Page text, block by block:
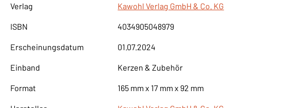
Verlag
Kawohl Verlag GmbH & Co. KG
ISBN 4034905048979
Erscheinungsdatum 01.07.2024
Einband Kerzen & Zubehör
Format 165 mm x 17 mm x 92 mm